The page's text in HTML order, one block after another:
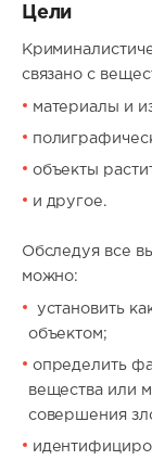
Цели
связано с
материалы и
объекты
и другое.
Обследуя все
можно:
установить
объектом;
определить
вещества или
совершения